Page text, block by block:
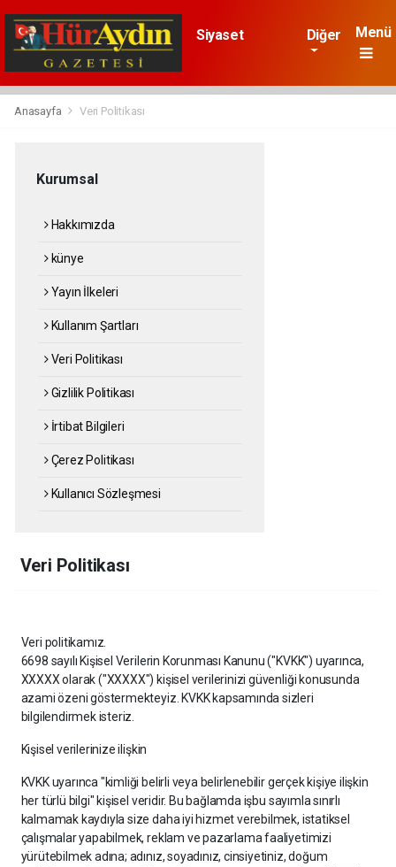
Siyaset
Ekonomi
Diğer Menü
Anasayfa Veri Politikası
Kurumsal
Hakkımızda
künye
Yayın İlkeleri
Kullanım Şartları
Veri Politikası
Gizlilik Politikası
İrtibat Bilgileri
Çerez Politikası
Kullanıcı Sözleşmesi
Veri Politikası
Veri politikamız.
6698 sayılı Kişisel Verilerin Korunması Kanunu ("KVKK") uyarınca,
XXXXX olarak ("XXXXX") kişisel verilerinizi güvenliği konusunda
azami özeni göstermekteyiz. KVKK kapsamında sizleri
bilgilendirmek isteriz.
Kişisel verilerinize ilişkin
KVKK uyarınca "kimliği belirli veya belirlenebilir gerçek kişiye ilişkin
her türlü bilgi" kişisel veridir. Bu bağlamda işbu sayımla sınırlı
kalmamak kaydıyla size daha iyi hizmet verebilmek, istatiksel
çalışmalar yapabilmek, reklam ve pazarlama faaliyetimizi
yürütebilmek adına; adınız, soyadınız, cinsiyetiniz, doğum